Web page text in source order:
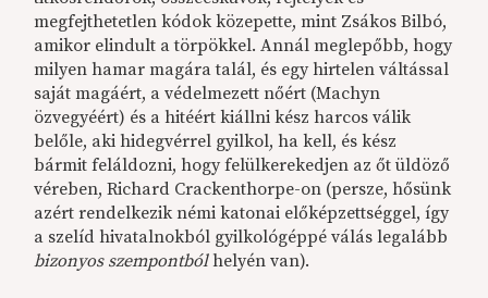
megfejthetetlen kódok közepette, mint Zsákos Bilbó,
amikor elindult a törpökkel. Annál meglepőbb, hogy
milyen hamar magára talál, és egy hirtelen váltással
saját magáért, a védelmezett nőért (Machyn
özvegyéért) és a hitéért kiállni kész harcos válik
belőle, aki hidegvérrel gyilkol, ha kell, és kész
bármit feláldozni, hogy felülkerekedjen az őt üldöző
véreben, Richard Crackenthorpe-on (persze, hősünk
azért rendelkezik némi katonai előképzettséggel, így
a szelíd hivatalnokból gyilkológéppé válás legalább
bizonyos szempontbólhelyén van).